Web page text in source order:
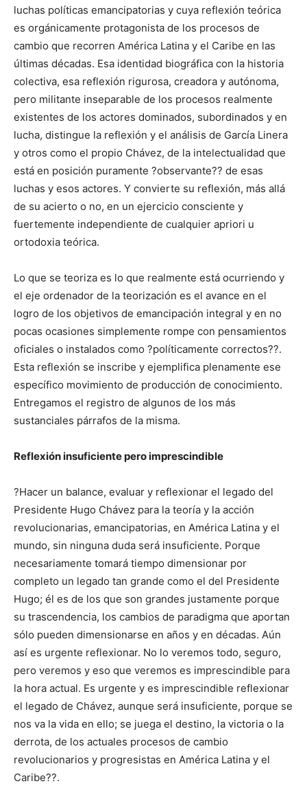
luchas políticas emancipatorias y cuya reflexión teórica
es orgánicamente protagonista de los procesos de
cambio que recorren América Latina y el Caribe en las
últimas décadas. Esa identidad biográfica con la historia
colectiva, esa reflexión rigurosa, creadora y autónoma,
pero militante inseparable de los procesos realmente
existentes de los actores dominados, subordinados y en
lucha, distingue la reflexión y el análisis de García Linera
y otros como el propio Chávez, de la intelectualidad que
está en posición puramente ?observante?? de esas
luchas y esos actores. Y convierte su reflexión, más allá
de su acierto o no, en un ejercicio consciente y
fuertemente independiente de cualquier apriori u
ortodoxia teórica.
Lo que se teoriza es lo que realmente está ocurriendo y
el eje ordenador de la teorización es el avance en el
logro de los objetivos de emancipación integral y en no
pocas ocasiones simplemente rompe con pensamientos
oficiales o instalados como ?políticamente correctos??.
Esta reflexión se inscribe y ejemplifica plenamente ese
específico movimiento de producción de conocimiento.
Entregamos el registro de algunos de los más
sustanciales párrafos de la misma.
Reflexión insuficiente pero imprescindible
?Hacer un balance, evaluar y reflexionar el legado del
Presidente Hugo Chávez para la teoría y la acción
revolucionarias, emancipatorias, en América Latina y el
mundo, sin ninguna duda será insuficiente. Porque
necesariamente tomará tiempo dimensionar por
completo un legado tan grande como el del Presidente
Hugo; él es de los que son grandes justamente porque
su trascendencia, los cambios de paradigma que aportan
sólo pueden dimensionarse en años y en décadas. Aún
así es urgente reflexionar. No lo veremos todo, seguro,
pero veremos y eso que veremos es imprescindible para
la hora actual. Es urgente y es imprescindible reflexionar
el legado de Chávez, aunque será insuficiente, porque se
nos va la vida en ello; se juega el destino, la victoria o la
derrota, de los actuales procesos de cambio
revolucionarios y progresistas en América Latina y el
Caribe??.